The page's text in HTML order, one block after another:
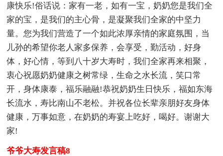
康快乐!俗话说：家有一老，如有一宝，奶奶您是我们全
家的宝，是我们的主心骨，是凝聚我们全家的中坚力
量。您为我们营造了一个如此浓厚亲情的家庭氛围，当
儿孙的希望你老人家多保养，会享受，勤活动，好身
体，好心情，等到八十岁大寿时，我们全家再来相聚，
衷心祝愿奶奶健康之树常绿，生命之水长流，笑口常
开，身体康泰，福乐融融!恭祝奶奶生日快乐，福如东海
长流水，寿比南山不老松。并祝各位长辈亲朋好友身体
健康，万事如意，在奶奶的寿宴上吃好，喝好。谢谢大
家!
爷爷大寿发言稿8